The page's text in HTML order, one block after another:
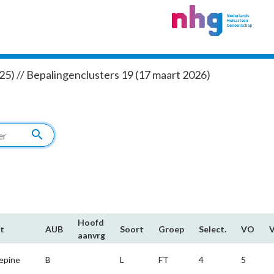
// Bepalingenclusters 19 (17 maart 2026)
search
AUB
Hoofd​
aanvrg
Soort Groep Select. VO
B L FT 4 5